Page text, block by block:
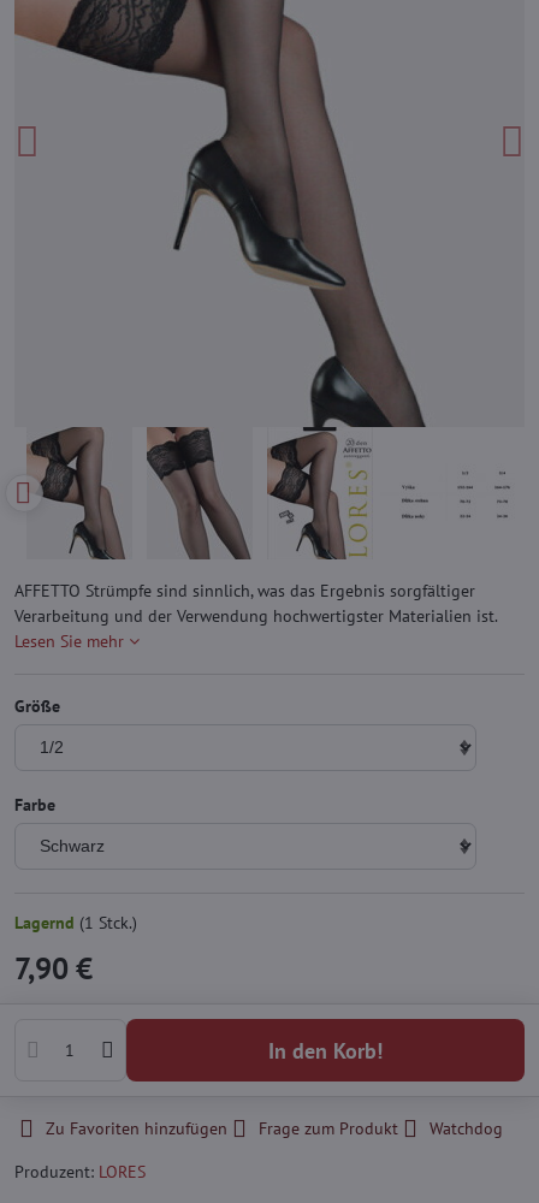
AFFETTO Strümpfe sind sinnlich, was das Ergebnis sorgfältiger
Verarbeitung und der Verwendung hochwertigster Materialien ist.
Lesen Sie mehr
Größe
Farbe
Lagernd (1 Stck.)
7,90 €
In den Korb!
Zu Favoriten hinzufügen Frage zum Produkt
Watchdog
Produzent: LORES